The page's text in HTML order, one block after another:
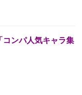
コンパ人気キャラ集